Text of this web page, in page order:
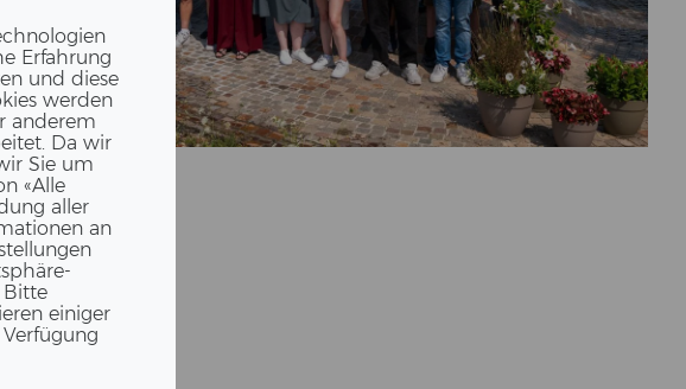
Erfahrung
und diese
werden
anderem
Da wir
Sie um
«Alle
aller
an
Bitte
einiger